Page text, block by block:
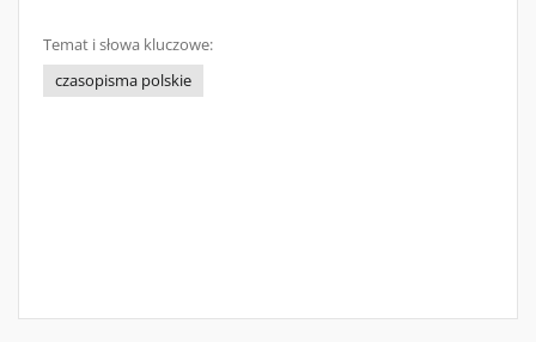
Temat i słowa kluczowe:
czasopisma polskie